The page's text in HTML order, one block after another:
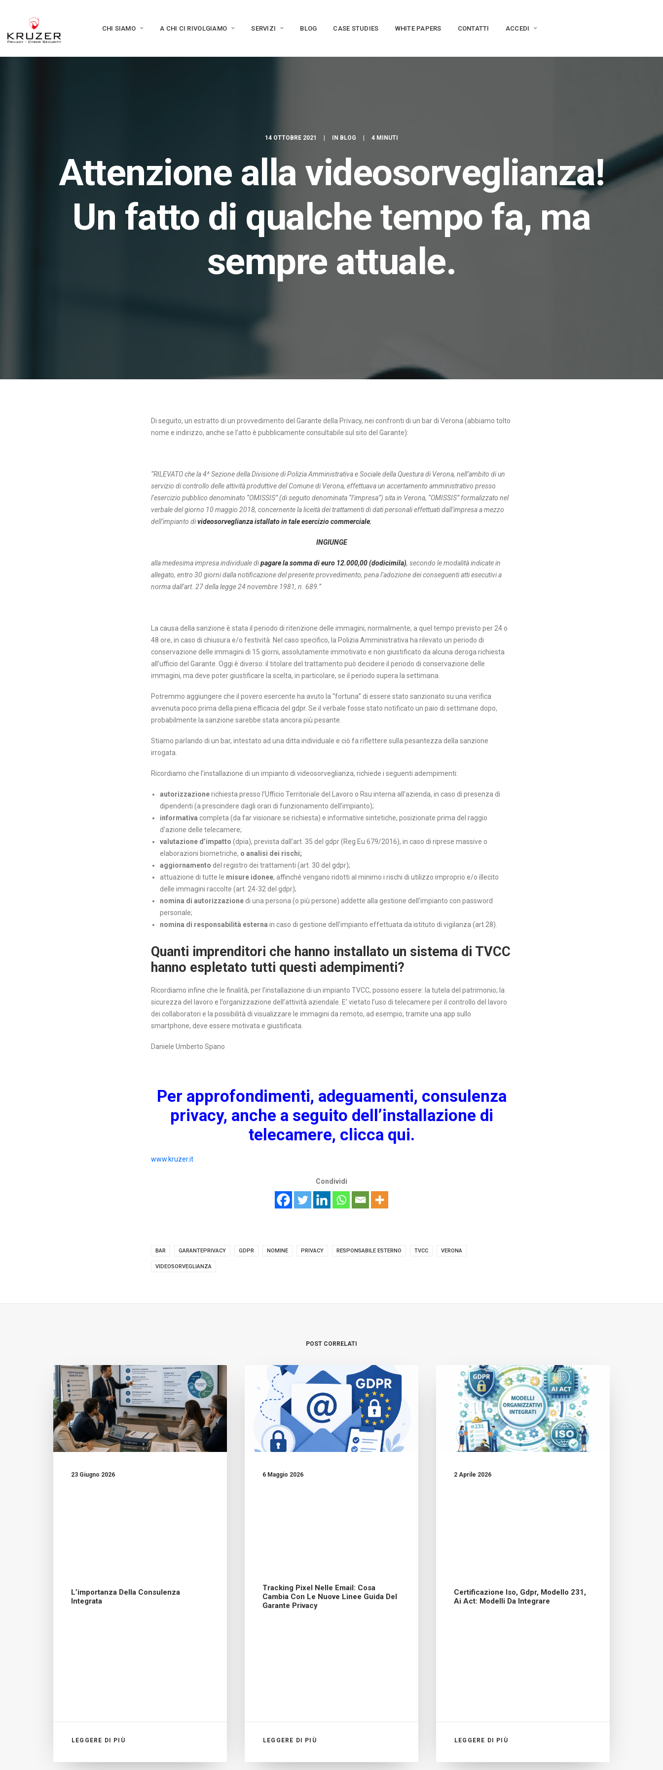
CHI SIAMO A CHI CI RIVOLGIAMO SERVIZI BLOG CASE STUDIES WHITE PAPERS CONTATTI ACCEDI
14 OTTOBRE 2021 IN BLOG 4 MINUTI
Attenzione alla videosorveglianza!
Un fatto di qualche tempo fa, ma
sempre attuale.
Di seguito, un estratto di un provvedimento del Garante della Privacy, nei confronti di un bar di Verona (abbiamo tolto
nome e indirizzo, anche se l’atto è pubblicamente consultabile sul sito del Garante):
“RILEVATO che la 4^ Sezione della Divisione di Polizia Amministrativa e Sociale della Questura di Verona, nell’ambito di un
servizio di controllo delle attività produttive del Comune di Verona, effettuava un accertamento amministrativo presso
l’esercizio pubblico denominato “OMISSIS” (di seguito denominata “l’impresa”) sita in Verona, “OMISSIS” formalizzato nel
verbale del giorno 10 maggio 2018, concernente la liceità dei trattamenti di dati personali effettuati dall’impresa a mezzo
dell’impianto divideosorveglianza istallato in tale esercizio commerciale;
INGIUNGE
alla medesima impresa individuale dipagare la somma di euro 12.000,00 (dodicimila), secondo le modalità indicate in
allegato, entro 30 giorni dalla notificazione del presente provvedimento, pena l’adozione dei conseguenti atti esecutivi a
norma dall’art. 27 della legge 24 novembre 1981, n. 689.”
La causa della sanzione è stata il periodo di ritenzione delle immagini, normalmente, a quel tempo previsto per 24 o
48 ore, in caso di chiusura e/o festività. Nel caso specifico, la Polizia Amministrativa ha rilevato un periodo di
conservazione delle immagini di 15 giorni, assolutamente immotivato e non giustificato da alcuna deroga richiesta
all’ufficio del Garante. Oggi è diverso: il titolare del trattamento può decidere il periodo di conservazione delle
immagini, ma deve poter giustificare la scelta, in particolare, se il periodo supera la settimana.
Potremmo aggiungere che il povero esercente ha avuto la “fortuna” di essere stato sanzionato su una verifica
avvenuta poco prima della piena efficacia del gdpr. Se il verbale fosse stato notificato un paio di settimane dopo,
probabilmente la sanzione sarebbe stata ancora più pesante.
Stiamo parlando di un bar, intestato ad una ditta individuale e ciò fa riflettere sulla pesantezza della sanzione
irrogata.
Ricordiamo che l’installazione di un impianto di videosorveglianza, richiede i seguenti adempimenti:
autorizzazionerichiesta presso l’Ufficio Territoriale del Lavoro o Rsu interna all’azienda, in caso di presenza di
dipendenti (a prescindere dagli orari di funzionamento dell’impianto);
informativa completa (da far visionare se richiesta) e informative sintetiche, posizionate prima del raggio
d’azione delle telecamere;
valutazione d’impatto (dpia), prevista dall’art. 35 del gdpr (Reg Eu 679/2016), in caso di riprese massive o
elaborazioni biometriche, o analisi dei rischi;
aggiornamento del registro dei trattamenti (art. 30 del gdpr);
attuazione di tutte le misure idonee, affinché vengano ridotti al minimo i rischi di utilizzo improprio e/o illecito
delle immagini raccolte (art. 24-32 del gdpr);
nomina di autorizzazione di una persona (o più persone) addette alla gestione dell’impianto con password
personale;
nomina di responsabilità esterna in caso di gestione dell’impianto effettuata da istituto di vigilanza (art.28).
Quanti imprenditori che hanno installato un sistema di TVCC
hanno espletato tutti questi adempimenti?
Ricordiamo infine che le finalità, per l’installazione di un impianto TVCC, possono essere: la tutela del patrimonio; la
sicurezza del lavoro e l’organizzazione dell’attività aziendale. E’ vietato l’uso di telecamere per il controllo del lavoro
dei collaboratori e la possibilità di visualizzare le immagini da remoto, ad esempio, tramite una app sullo
smartphone, deve essere motivata e giustificata.
Daniele Umberto Spano
Per approfondimenti, adeguamenti, consulenza
privacy, anche a seguito dell’installazione di
telecamere, clicca qui.
www.kruzer.it
Condividi
BAR GARANTEPRIVACY GDPR NOMINE PRIVACY RESPONSABILE ESTERNO TVCC VERONA
VIDEOSORVEGLIANZA
POST CORRELATI
23 Giugno 2026
L’importanza Della Consulenza
Integrata
LEGGERE DI PIÙ
6 Maggio 2026
Tracking Pixel Nelle Email: Cosa
Cambia Con Le Nuove Linee Guida Del
Garante Privacy
LEGGERE DI PIÙ
2 Aprile 2026
Certificazione Iso, Gdpr, Modello 231,
Ai Act: Modelli Da Integrare
LEGGERE DI PIÙ